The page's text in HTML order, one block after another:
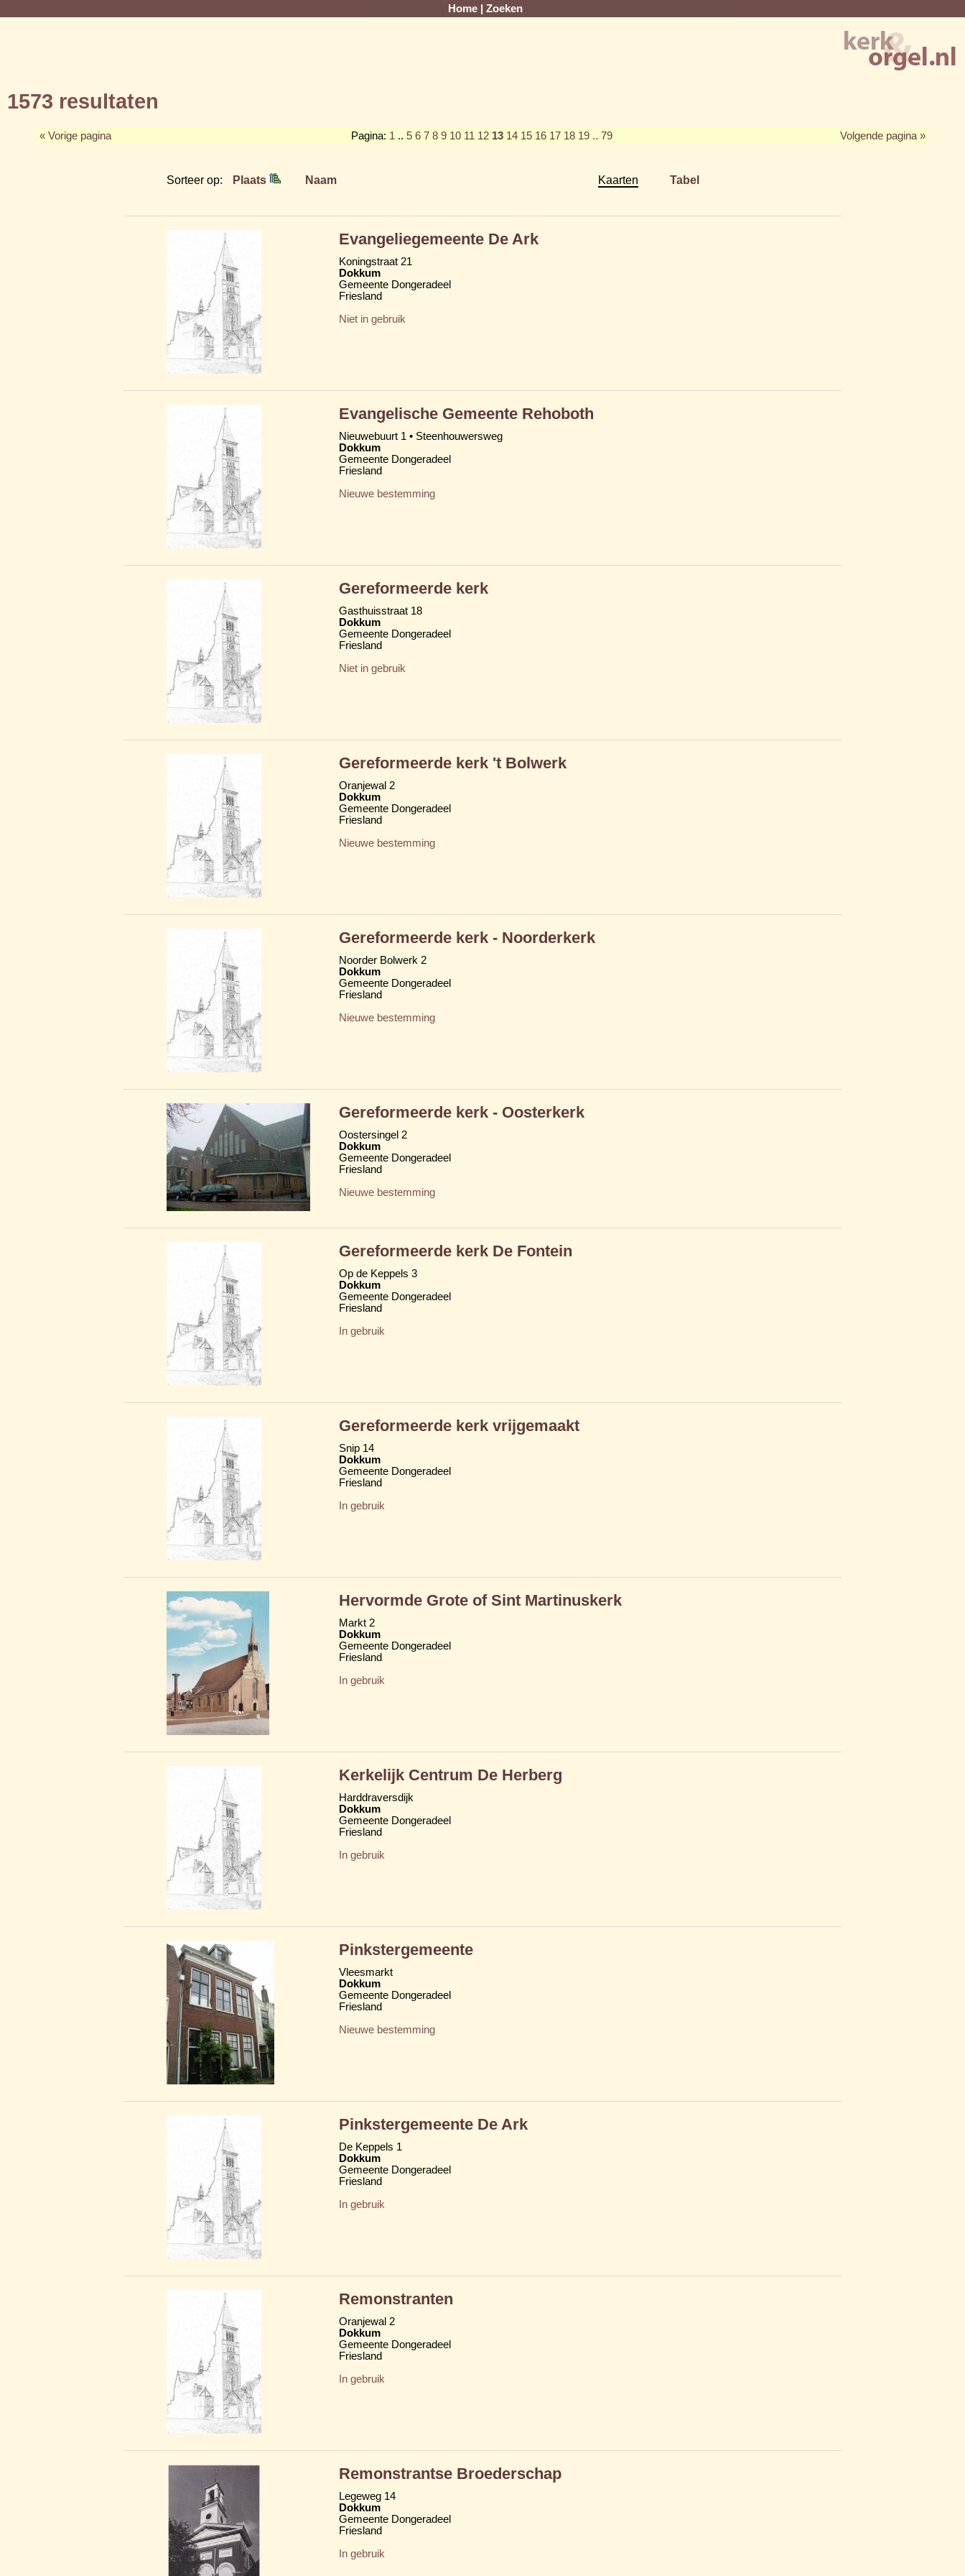
Home Zoeken
1573 resultaten
« Vorige pagina Pagina: 1 .. 5 6 7 8 9 10 11 12 13 14 15 16 17 18 19 .. 79 Volgende pagina »
Sorteer op: Plaats Naam Kaarten Tabel
Evangeliegemeente De Ark
Koningstraat 21
Dokkum
Gemeente Dongeradeel
Friesland
Niet in gebruik
Evangelische Gemeente Rehoboth
Nieuwebuurt 1 • Steenhouwersweg
Dokkum
Gemeente Dongeradeel
Friesland
Nieuwe bestemming
Gereformeerde kerk
Gasthuisstraat 18
Dokkum
Gemeente Dongeradeel
Friesland
Niet in gebruik
Gereformeerde kerk 't Bolwerk
Oranjewal 2
Dokkum
Gemeente Dongeradeel
Friesland
Nieuwe bestemming
Gereformeerde kerk - Noorderkerk
Noorder Bolwerk 2
Dokkum
Gemeente Dongeradeel
Friesland
Nieuwe bestemming
Gereformeerde kerk - Oosterkerk
Oostersingel 2
Dokkum
Gemeente Dongeradeel
Friesland
Nieuwe bestemming
Gereformeerde kerk De Fontein
Op de Keppels 3
Dokkum
Gemeente Dongeradeel
Friesland
In gebruik
Gereformeerde kerk vrijgemaakt
Snip 14
Dokkum
Gemeente Dongeradeel
Friesland
In gebruik
Hervormde Grote of Sint Martinuskerk
Markt 2
Dokkum
Gemeente Dongeradeel
Friesland
In gebruik
Kerkelijk Centrum De Herberg
Harddraversdijk
Dokkum
Gemeente Dongeradeel
Friesland
In gebruik
Pinkstergemeente
Vleesmarkt
Dokkum
Gemeente Dongeradeel
Friesland
Nieuwe bestemming
Pinkstergemeente De Ark
De Keppels 1
Dokkum
Gemeente Dongeradeel
Friesland
In gebruik
Remonstranten
Oranjewal 2
Dokkum
Gemeente Dongeradeel
Friesland
In gebruik
Remonstrantse Broederschap
Legeweg 14
Dokkum
Gemeente Dongeradeel
Friesland
In gebruik